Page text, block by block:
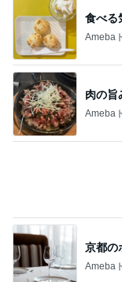
100均ハシゴして見つ
だいぶ
Ameba